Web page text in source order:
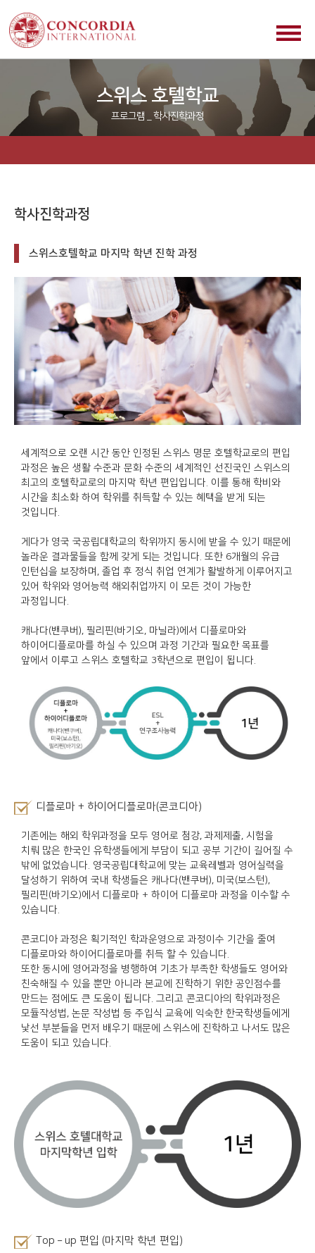
스위스 호텔학교
프로그램 _ 학사진학과정
학사진학과정
스위스호텔학교 마지막 학년 진학 과정
세계적으로 오랜 시간 동안 인정된 스위스 명문 호텔학교로의 편입
과정은 높은 생활 수준과 문화 수준의 세계적인 선진국인 스위스의
최고의 호텔학교로의 마지막 학년 편입입니다. 이를 통해 학비와
시간을 최소화 하여 학위를 취득할 수 있는 혜택을 받게 되는
것입니다.
게다가 영국 국공립대학교의 학위까지 동시에 받을 수 있기 때문에
놀라운 결과물들을 함께 갖게 되는 것입니다. 또한 6개월의 유급
인턴십을 보장하며, 졸업 후 정식 취업 연계가 활발하게 이루어지고
있어 학위와 영어능력 해외취업까지 이 모든 것이 가능한
과정입니다.
캐나다(밴쿠버), 필리핀(바기오, 마닐라)에서 디플로마와
하이어디플로마를 하실 수 있으며 과정 기간과 필요한 목표를
앞에서 이루고 스위스 호텔학교 3학년으로 편입이 됩니다.
디플로마 + 하이어디플로마(콘코디아)
기존에는 해외 학위과정을 모두 영어로 첨강, 과제제출, 시험을
치뤄 많은 한국인 유학생들에게 부담이 되고 공부 기간이 길어질 수
밖에 없었습니다. 영국공립대학교에 맞는 교육레벨과 영어실력을
달성하기 위하여 국내 학생들은 캐나다(밴쿠버), 미국(보스턴),
필리핀(바기오)에서 디플로마 + 하이어 디플로마 과정을 이수할 수
있습니다.
콘코디아 과정은 획기적인 학과운영으로 과정이수 기간을 줄여
디플로마와 하이어디플로마를 취득 할 수 있습니다.
또한 동시에 영어과정을 병행하여 기초가 부족한 학생들도 영어와
친숙해질 수 있을 뿐만 아니라 본교에 진학하기 위한 공인점수를
만드는 점에도 큰 도움이 됩니다. 그리고 콘코디아의 학위과정은
모듈작성법, 논문 작성법 등 주입식 교육에 익숙한 한국학생들에게
낯선 부분들을 먼저 배우기 때문에 스위스에 진학하고 나서도 많은
도움이 되고 있습니다.
Top – up 편입 (마지막 학년 편입)